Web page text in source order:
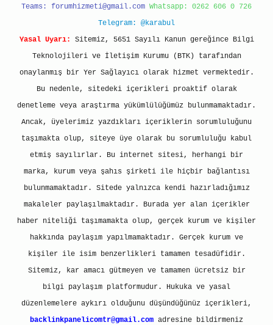
Teams: forumhizmeti@gmail.com Whatsapp: 0262 606 0 726
Telegram: @karabul
Yasal Uyarı:
Sitemiz, 5651 Sayılı Kanun gereğince Bilgi
Teknolojileri ve İletişim Kurumu (BTK) tarafından
onaylanmış bir Yer Sağlayıcı olarak hizmet vermektedir.
Bu nedenle, sitedeki içerikleri proaktif olarak
denetleme veya araştırma yükümlülüğümüz bulunmamaktadır.
Ancak, üyelerimiz yazdıkları içeriklerin sorumluluğunu
taşımakta olup, siteye üye olarak bu sorumluluğu kabul
etmiş sayılırlar. Bu internet sitesi, herhangi bir
marka, kurum veya şahıs şirketi ile hiçbir bağlantısı
bulunmamaktadır. Sitede yalnızca kendi hazırladığımız
makaleler paylaşılmaktadır. Burada yer alan içerikler
haber niteliği taşımamakta olup, gerçek kurum ve kişiler
hakkında paylaşım yapılmamaktadır. Gerçek kurum ve
kişiler ile isim benzerlikleri tamamen tesadüfidir.
Sitemiz, kar amacı gütmeyen ve tamamen ücretsiz bir
bilgi paylaşım platformudur. Hukuka ve yasal
düzenlemelere aykırı olduğunu düşündüğünüz içerikleri,
backlinkpanelicomtr@gmail.com adresine bildirmeniz